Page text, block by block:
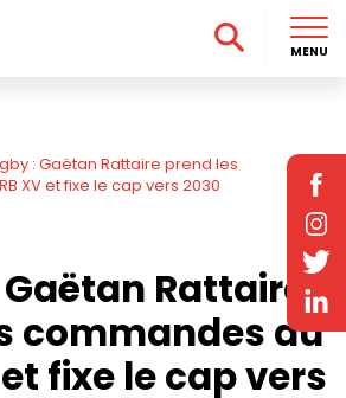
: Gaëtan Rattaire prend les
XV et fixe le cap vers 2030
Rattaire
commandes du
et fixe le cap vers
MENU